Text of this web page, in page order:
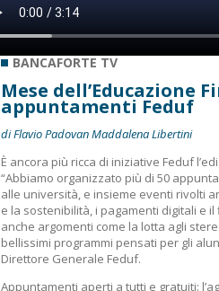
BANCAFORTE TV
Mese dell’Educazione
appuntamenti Feduf
di Flavio Padovan Maddalena Libertini
È ancora più ricca di iniziative Feduf
“Abbiamo organizzato più di 50
alle università, e insieme eventi rivolti
e la sostenibilità, i pagamenti digitali e
anche argomenti come la lotta agli
bellissimi programmi pensati per gli
Direttore Generale Feduf.
Appuntamenti aperti a tutti e gratuiti: